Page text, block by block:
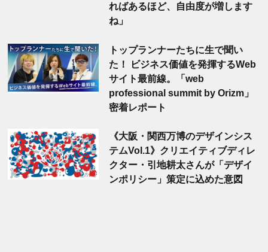
ればあるほど、自由度が増します
ね」
トップランナーたちに生で聞い
た！ ビジネス価値を発揮するWeb
サイト最前線。「web
professional summit by Orizm」
密着レポート
《大阪・関西万博のデザインシス
テムVol.1》クリエイティブディレ
クター・引地耕太さんが「デザイ
ンポリシー」策定に込めた意図